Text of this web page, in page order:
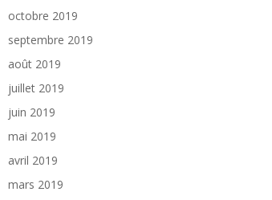
octobre 2019
septembre 2019
août 2019
juillet 2019
juin 2019
mai 2019
avril 2019
mars 2019